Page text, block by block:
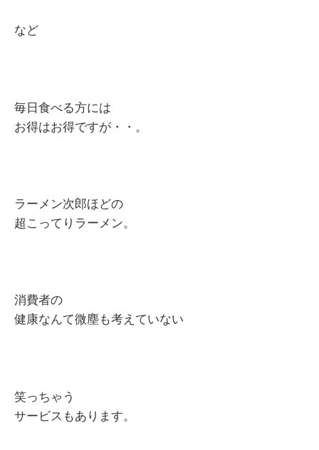
など
毎日食べる方には
お得はお得ですが・・。
ラーメン次郎ほどの
超こってりラーメン。
消費者の
健康なんて微塵も考えていない
笑っちゃう
サービスもあります。